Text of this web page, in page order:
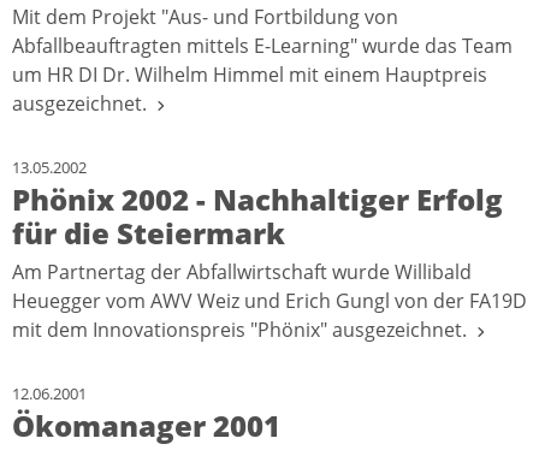
Mit dem Projekt "Aus- und Fortbildung von
Abfallbeauftragten mittels E-Learning" wurde das Team
um HR DI Dr. Wilhelm Himmel mit einem Hauptpreis
ausgezeichnet.
13.05.2002
Phönix 2002 - Nachhaltiger Erfolg
für die Steiermark
Am Partnertag der Abfallwirtschaft wurde Willibald
Heuegger vom AWV Weiz und Erich Gungl von der FA19D
mit dem Innovationspreis "Phönix" ausgezeichnet.
12.06.2001
Ökomanager 2001